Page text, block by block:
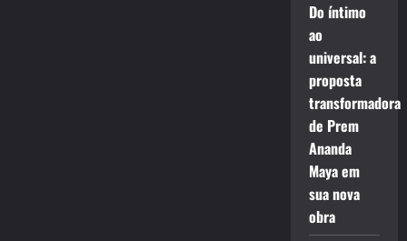
Do íntimo
ao
universal: a
proposta
transformadora
de Prem
Ananda
Maya em
sua nova
obra